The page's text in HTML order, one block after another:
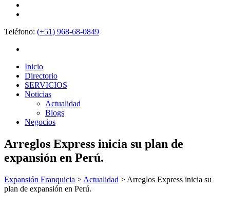
Teléfono: (+51) 968-68-0849
Inicio
Directorio
SERVICIOS
Noticias
Actualidad
Blogs
Negocios
Arreglos Express inicia su plan de
expansión en Perú.
Expansión Franquicia > Actualidad > Arreglos Express inicia su
plan de expansión en Perú.